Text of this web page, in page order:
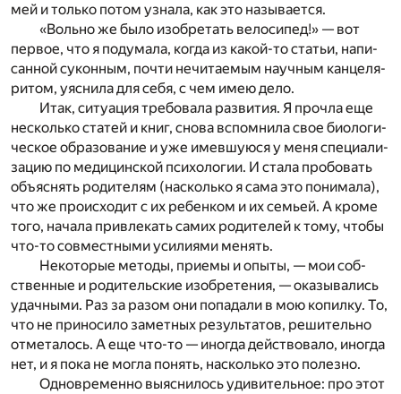
мей и толь­ко по­том узна­ла, как это на­зы­ва­ет­ся.
«Воль­но же было изоб­ре­тать ве­ло­си­пед!» — вот
пер­вое, что я по­ду­ма­ла, ко­гда из ка­кой-то ста­тьи, на­пи­
сан­ной су­кон­ным, по­чти не­чи­та­е­мым на­уч­ным кан­це­ля­
ри­том, уяс­ни­ла для себя, с чем имею дело.
Итак, си­ту­а­ция тре­бо­ва­ла раз­ви­тия. Я про­чла еще
не­сколь­ко ста­тей и книг, сно­ва вспо­мни­ла свое био­ло­ги­
че­ское об­ра­зо­ва­ние и уже имев­шу­ю­ся у меня спе­ци­а­ли­
за­цию по ме­ди­цин­ской пси­хо­ло­гии. И ста­ла про­бо­вать
объ­яс­нять ро­ди­те­лям (на­сколь­ко я сама это по­ни­ма­ла),
что же про­ис­хо­дит с их ре­бен­ком и их се­мьей. А кро­ме
того, на­ча­ла при­вле­кать са­мих ро­ди­те­лей к тому, что­бы
что-то сов­мест­ны­ми уси­ли­я­ми ме­нять.
Не­ко­то­рые ме­то­ды, при­е­мы и опы­ты, — мои соб­
ствен­ные и ро­ди­тель­ские изоб­ре­те­ния, — ока­зы­ва­лись
удач­ны­ми. Раз за разом они по­па­да­ли в мою ко­пил­ку. То,
что не при­но­си­ло за­мет­ных ре­зуль­та­тов, ре­ши­тель­но
от­ме­та­лось. А еще что-то — ино­гда дей­ство­ва­ло, ино­гда
нет, и я пока не мог­ла по­нять, на­сколь­ко это по­лез­но.
Од­но­вре­мен­но вы­яс­ни­лось уди­ви­тель­ное: про этот